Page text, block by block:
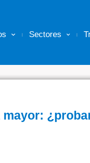
Sectores
mayor: